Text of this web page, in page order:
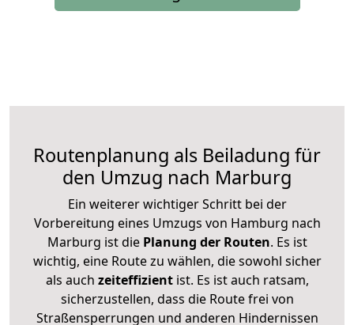
Routenplanung als Beiladung für
den Umzug nach Marburg
Ein weiterer wichtiger Schritt bei der
Vorbereitung eines Umzugs von Hamburg nach
Marburg ist diePlanung der Routen. Es ist
wichtig, eine Route zu wählen, die sowohl sicher
als auch zeiteffizientist. Es ist auch ratsam,
sicherzustellen, dass die Route frei von
Straßensperrungen und anderen Hindernissen